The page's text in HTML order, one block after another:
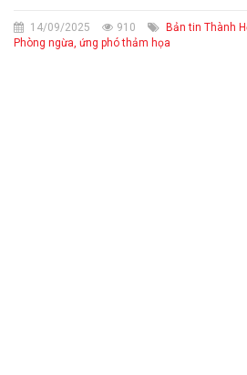
14/09/2025 910 Bản tin Thành
Phòng ngừa, ứng phó thảm họa